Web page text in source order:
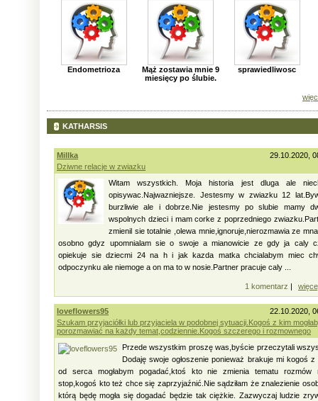
Endometrioza
Mąż zostawia mnie 9
miesięcy po ślubie.
sprawiedliwosc
KATHARSIS
Millka
29.10.2020,
Dziwne relacje w zwiazku
Witam wszystkich. Moja historia jest dluga ale
opisywac.Najwazniejsze. Jestesmy w zwiazku 12
burzliwie ale i dobrze.Nie jestesmy po slubie mamy
wspolnych dzieci i mam corke z poprzedniego
zmienil sie totalnie ,olewa mnie,ignoruje,nierozmawia ze
osobno gdyz upomnialam sie o swoje a mianowicie ze gdy ja caly
opiekuje sie dziecmi 24 na h i jak kazda matka chcialabym miec
odpoczynku ale niemoge a on ma to w nosie.Partner pracuje caly ...
1 komentarz |
loveflowers95
22.10.2020,
Szukam przyjaciółki lub przyjaciela w podobnej sytuacji.Kogoś z kim
porozmawiać na każdy temat,codziennie.Kogoś szczerego i rozmownego
Przede wszystkim proszę was,byście przeczytali
Dodaję swoje ogłoszenie ponieważ brakuje mi kogoś z
od serca mogłabym pogadać,ktoś kto nie zmienia tematu rozmów
stop,kogoś kto też chce się zaprzyjaźnić.Nie sądziłam że znalezienie
którą będę mogła się dogadać będzie tak ciężkie. Zazwyczaj ludzie